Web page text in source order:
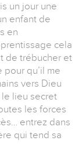
un jour une
enfant de
en
cela
de trébucher et
qu’il me
vers Dieu
lieu secret
les forces
entrez dans
qui tend sa